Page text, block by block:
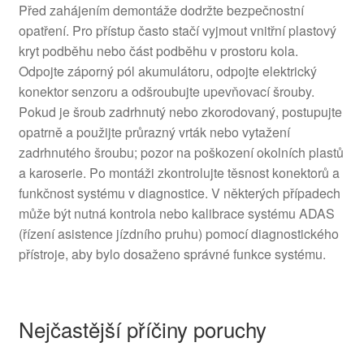
Před zahájením demontáže dodržte bezpečnostní
opatření. Pro přístup často stačí vyjmout vnitřní plastový
kryt podběhu nebo část podběhu v prostoru kola.
Odpojte záporný pól akumulátoru, odpojte elektrický
konektor senzoru a odšroubujte upevňovací šrouby.
Pokud je šroub zadrhnutý nebo zkorodovaný, postupujte
opatrně a použijte průrazný vrták nebo vytažení
zadrhnutého šroubu; pozor na poškození okolních plastů
a karoserie. Po montáži zkontrolujte těsnost konektorů a
funkčnost systému v diagnostice. V některých případech
může být nutná kontrola nebo kalibrace systému ADAS
(řízení asistence jízdního pruhu) pomocí diagnostického
přístroje, aby bylo dosaženo správné funkce systému.
Nejčastější příčiny poruchy